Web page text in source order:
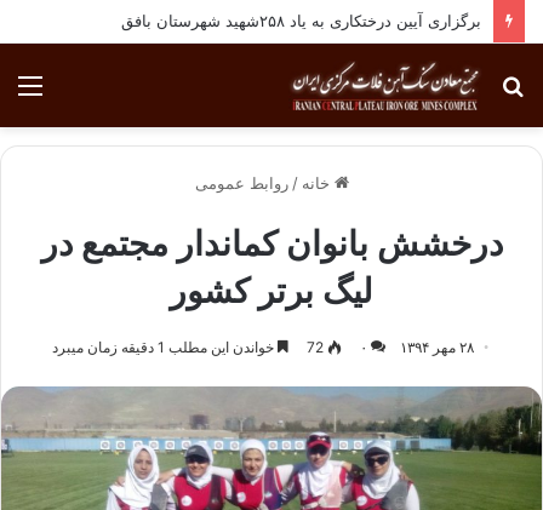
برگزاری آیین درختکاری به یاد ۲۵۸شهید شهرستان بافق
جستجو
برای
خانه / روابط عمومی
درخشش بانوان کماندار مجتمع در
لیگ برتر کشور
۲۸ مهر ۱۳۹۴ ۰ 72 خواندن این مطلب 1 دقیقه زمان میبرد